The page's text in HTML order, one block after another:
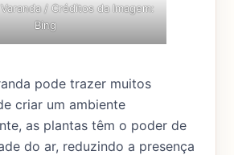
/ Créditos da Imagem:
Bing
pode trazer muitos
criar um ambiente
as plantas têm o poder de
do ar, reduzindo a presença